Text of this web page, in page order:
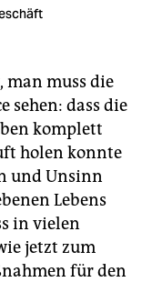
man muss die
sehen: dass die
komplett
holen konnte
und Unsinn
Lebens
in vielen
jetzt zum
für den